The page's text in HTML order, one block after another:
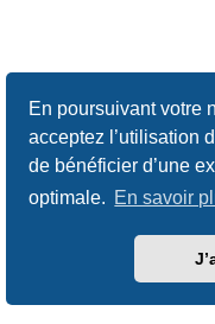
En poursuivant votre
acceptez l’utilisation
de bénéficier d’une
optimale. En savoir